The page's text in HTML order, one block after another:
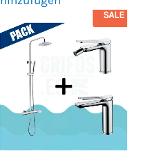
SALE